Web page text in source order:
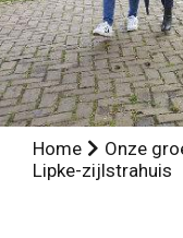
Home Onze
Lipke-zijlstrahuis